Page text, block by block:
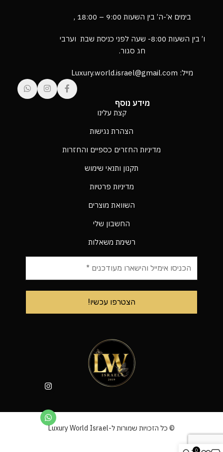
בימים א’-ה’ בין השעות 9:00 – 18:00 ,
ו’ בין השעות 8:00- שעה לפני כניסת שבת וערבי
חג סגור.
מייל: Luxury.world.israel@gmail.com
מידע נוסף
קצת עלינו
הצהרת נגישות
מדיניות החזרים כספיים והחזרות
תקנון ותנאי שימוש
מדיניות פרטיות
השוואת מוצרים
החשבון שלי
רשימת משאלות
© כל הזכויות שמורות ל-Luxury World Israel
0